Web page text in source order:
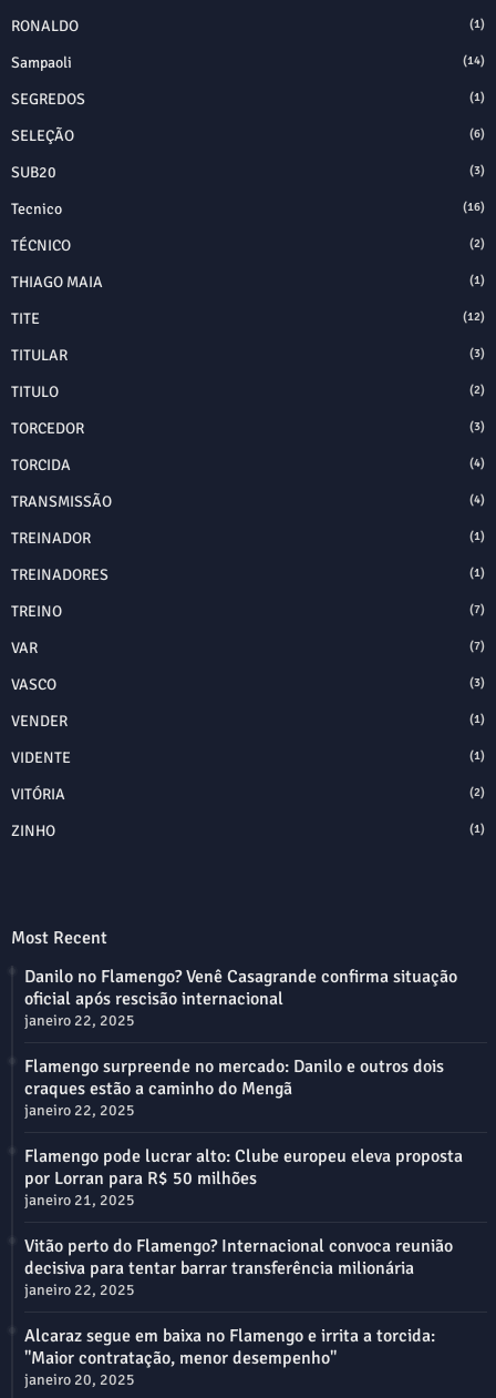
RONALDO (1)
Sampaoli (14)
SEGREDOS (1)
SELEÇÃO (6)
SUB20 (3)
Tecnico (16)
TÉCNICO (2)
THIAGO MAIA (1)
TITE (12)
TITULAR (3)
TITULO (2)
TORCEDOR (3)
TORCIDA (4)
TRANSMISSÃO (4)
TREINADOR (1)
TREINADORES (1)
TREINO (7)
VAR (7)
VASCO (3)
VENDER (1)
VIDENTE (1)
VITÓRIA (2)
ZINHO (1)
Most Recent
Danilo no Flamengo? Venê Casagrande confirma situação
oficial após rescisão internacional
janeiro 22, 2025
Flamengo surpreende no mercado: Danilo e outros dois
craques estão a caminho do Mengã
janeiro 22, 2025
Flamengo pode lucrar alto: Clube europeu eleva proposta
por Lorran para R$ 50 milhões
janeiro 21, 2025
Vitão perto do Flamengo? Internacional convoca reunião
decisiva para tentar barrar transferência milionária
janeiro 22, 2025
Alcaraz segue em baixa no Flamengo e irrita a torcida:
"Maior contratação, menor desempenho"
janeiro 20, 2025